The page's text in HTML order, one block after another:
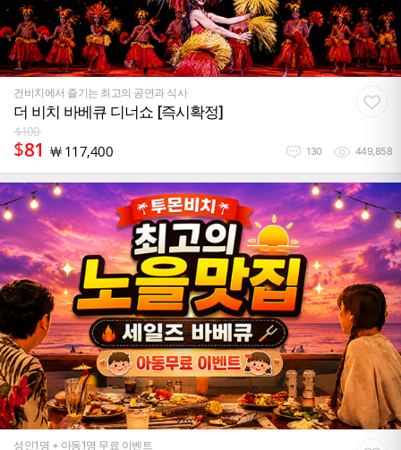
건비치에서 즐기는 최고의 공연과 식사
더 비치 바베큐 디너쇼 [즉시확정]
$100
$81 ￦ 117,400 130 449,858
성인1명 + 아동1명 무료 이벤트